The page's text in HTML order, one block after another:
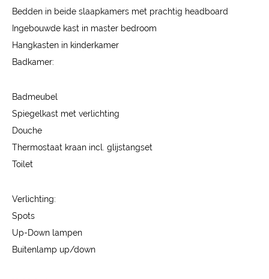
Bedden in beide slaapkamers met prachtig headboard
Ingebouwde kast in master bedroom
Hangkasten in kinderkamer
Badkamer:
Badmeubel
Spiegelkast met verlichting
Douche
Thermostaat kraan incl. glijstangset
Toilet
Verlichting:
Spots
Up-Down lampen
Buitenlamp up/down